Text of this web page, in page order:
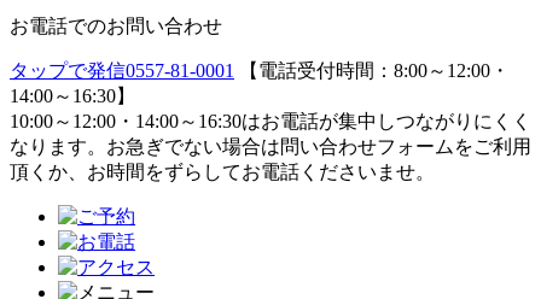
お電話でのお問い合わせ
タップで発信0557-81-0001
【電話受付時間：8:00～12:00・
14:00～16:30】
10:00～12:00・14:00～16:30はお電話が集中しつながりにくく
なります。お急ぎでない場合は問い合わせフォームをご利用
頂くか、お時間をずらしてお電話くださいませ。